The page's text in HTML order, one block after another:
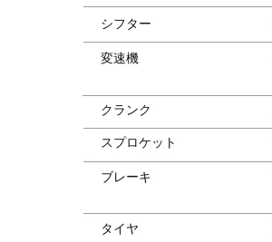
シフター
変速機
クランク
スプロケット
ブレーキ
タイヤ